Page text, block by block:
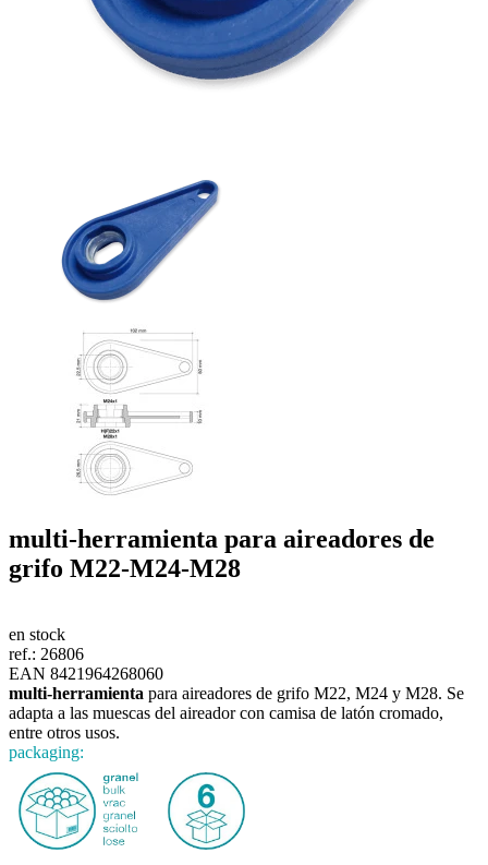
multi-herramienta para aireadores de
grifo M22-M24-M28
en stock
ref.: 26806
EAN 8421964268060
multi-herramienta para aireadores de grifo M22, M24 y M28. Se
adapta a las muescas del aireador con camisa de latón cromado,
entre otros usos.
packaging: